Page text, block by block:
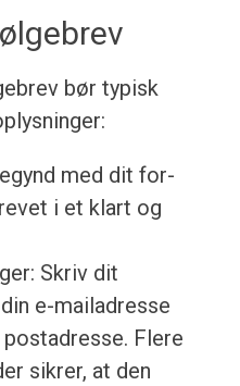
bør typisk
med dit for-
i et klart og
Skriv dit
e-mailadresse
Flere
sikrer, at den